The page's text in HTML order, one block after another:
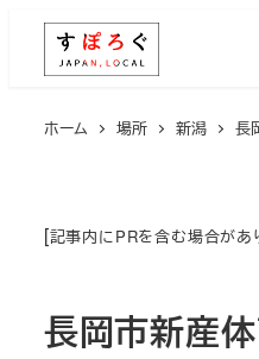
ホーム 場所 新潟 長
[記事内にPRを含む場合があ
長岡市新産